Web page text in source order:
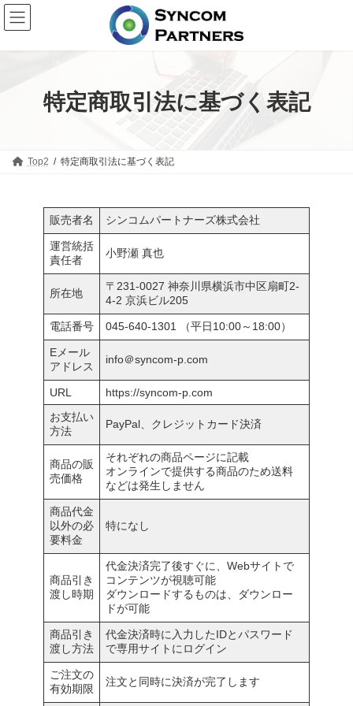
コ
ン
テ
ン
ナ
ビ
ゲ
ー
特定商取引法に基づく表記
Top2 特定商取引法に基づく表記
販売者名 シンコムパートナーズ株式会社
運営統括
責任者
小野瀬 真也
所在地
〒231-0027 神奈川県横浜市中区扇町2-
4-2 京浜ビル205
電話番号 045-640-1301 （平日10:00～18:00）
Eメール
アドレス
info＠syncom-p.com
URL
https://syncom-p.com
お支払い
方法
PayPal、クレジットカード決済
商品の販
売価格
それぞれの商品ページに記載
オンラインで提供する商品のため送料
などは発生しません
商品代金
以外の必
要料金
特になし
商品引き
渡し時期
代金決済完了後すぐに、Webサイトで
コンテンツが視聴可能
ダウンロードするものは、ダウンロー
ドが可能
商品引き
渡し方法
代金決済時に入力したIDとパスワード
で専用サイトにログイン
ご注文の
有効期限
注文と同時に決済が完了します